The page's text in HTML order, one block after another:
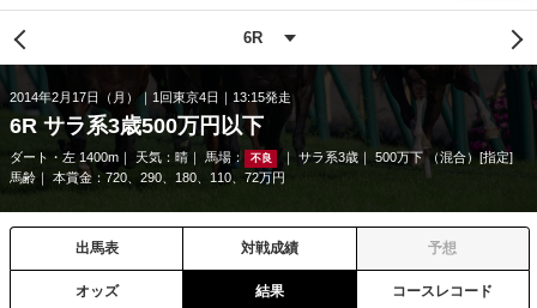
2014年2月17日（月） 1回東京4日 13:15発走
6R サラ系3歳500万円以下
ダート・左 1400m 天気： 晴 馬場： 不良 サラ系3歳
500万下 （混合）[指定]
馬齢
本賞金：720、290、180、110、72万円
出馬表 対戦成績 予想
オッズ 結果 コースレコード